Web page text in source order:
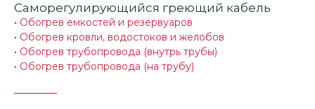
Саморегулирующийся греющий кабель
• Обогрев емкостей и резервуаров
• Обогрев кровли, водостоков и желобов
• Обогрев трубопровода (внутрь трубы)
• Обогрев трубопровода (на трубу)